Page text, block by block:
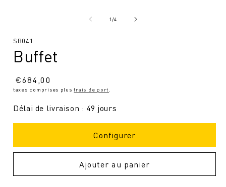
modal
1/de4
SKU
SB041
Buffet
Prix
normal
€684,00
taxes comprises plusfrais de port
Délai de livraison : 49 jours
Configurer
Ajouter au panier